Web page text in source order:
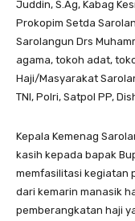
Juddin, S.Ag, Kabag
Prokopim Setda
Sarolangun Drs
agama, tokoh adat,
Haji/Masyarakat
TNI, Polri, Satpol PP,
Kepala Kemenag
kasih kepada bapak
memfasilitasi kegiatan
dari kemarin manasik
pemberangkatan haji